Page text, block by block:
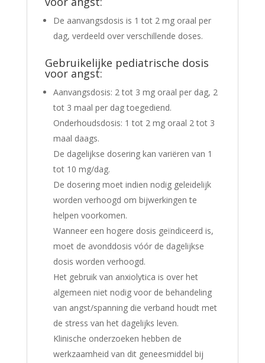
De aanvangsdosis is 1 tot 2 mg oraal per
dag, verdeeld over verschillende doses.
Gebruikelijke pediatrische dosis
voor angst:
Aanvangsdosis: 2 tot 3 mg oraal per dag, 2
tot 3 maal per dag toegediend.
Onderhoudsdosis: 1 tot 2 mg oraal 2 tot 3
maal daags.
De dagelijkse dosering kan variëren van 1
tot 10 mg/dag.
De dosering moet indien nodig geleidelijk
worden verhoogd om bijwerkingen te
helpen voorkomen.
Wanneer een hogere dosis geïndiceerd is,
moet de avonddosis vóór de dagelijkse
dosis worden verhoogd.
Het gebruik van anxiolytica is over het
algemeen niet nodig voor de behandeling
van angst/spanning die verband houdt met
de stress van het dagelijks leven.
Klinische onderzoeken hebben de
werkzaamheid van dit geneesmiddel bij